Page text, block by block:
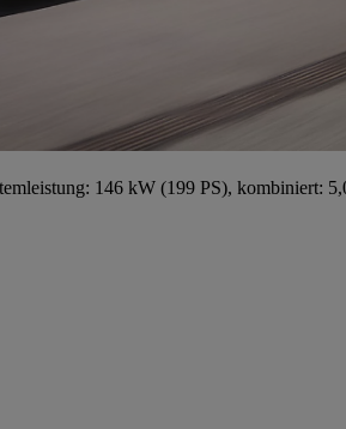
146 kW (199 PS), kombiniert: